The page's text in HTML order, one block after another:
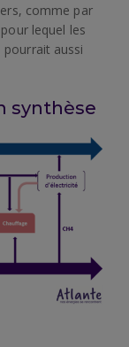
comme par
lequel les
aussi
synthèse